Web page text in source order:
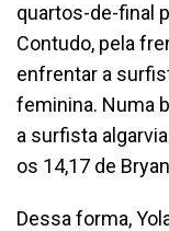
quartos-de-final
Contudo, pela
enfrentar a
feminina. Numa
a surfista
os 14,17 de
Dessa forma,